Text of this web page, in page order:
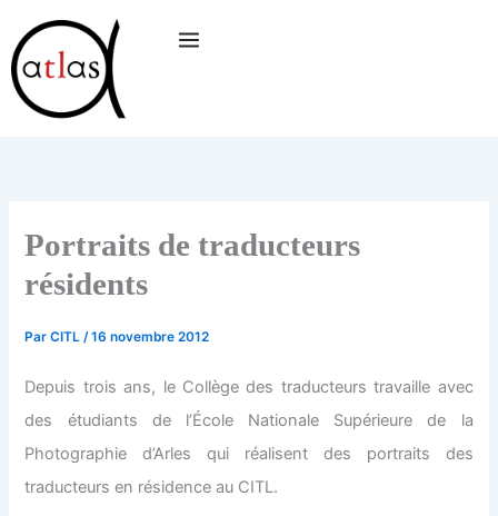
au
contenu
Portraits de traducteurs
résidents
ParCITL/16 novembre 2012
Depuis trois ans, le Collège des traducteurs travaille avec
des étudiants de l’École Nationale Supérieure de la
Photographie d’Arles qui réalisent des portraits des
traducteurs en résidence au CITL.